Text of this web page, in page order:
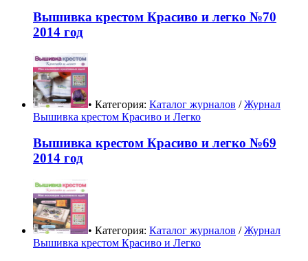
Вышивка крестом Красиво и легко №70
2014 год
• Категория: Каталог журналов /Журнал
Вышивка крестом Красиво и Легко
Вышивка крестом Красиво и легко №69
2014 год
• Категория: Каталог журналов /Журнал
Вышивка крестом Красиво и Легко